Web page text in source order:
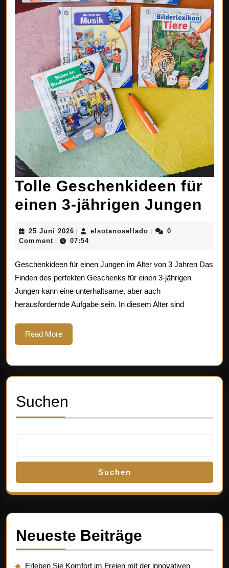
Tolle Geschenkideen für
einen 3-jährigen Jungen
25 Juni 2026 25
Juni
| elsotanosellado elsotanosellado
|
0
Comment | 07:54
Geschenkideen für einen Jungen im Alter von 3 Jahren Das
Finden des perfekten Geschenks für einen 3-jährigen
Jungen kann eine unterhaltsame, aber auch
herausfordernde Aufgabe sein. In diesem Alter sind
Read MoreRead
More
Suchen
Suchen
Neueste Beiträge
Erleben Sie Komfort im Freien mit der innovativen